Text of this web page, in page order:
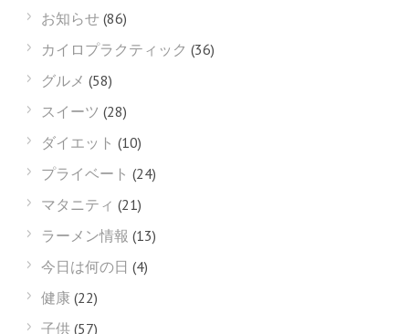
お知らせ (86)
カイロプラクティック (36)
グルメ (58)
スイーツ (28)
ダイエット (10)
プライベート (24)
マタニティ (21)
ラーメン情報 (13)
今日は何の日 (4)
健康 (22)
子供 (57)